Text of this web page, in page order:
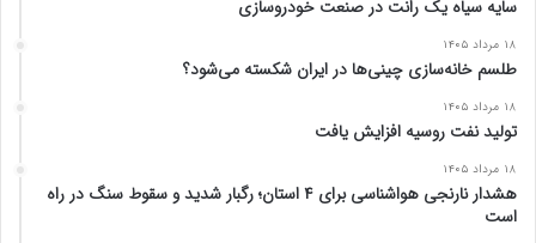
سایه سیاه یک رانت در صنعت خودروسازی
۱۸ مرداد ۱۴۰۵
طلسم خانه‌سازی چینی‌ها در ایران شکسته می‌شود؟
۱۸ مرداد ۱۴۰۵
تولید نفت روسیه افزایش یافت
۱۸ مرداد ۱۴۰۵
هشدار نارنجی هواشناسی برای ۴ استان؛ رگبار شدید و سقوط سنگ در راه
است